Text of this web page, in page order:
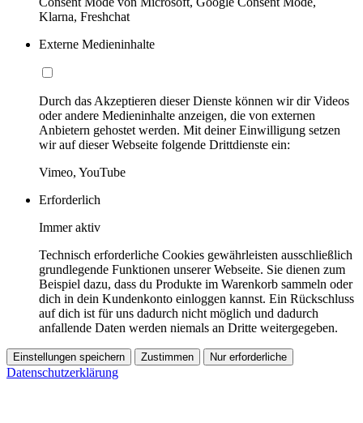
Klarna, Freshchat
Externe Medieninhalte
Durch das Akzeptieren dieser Dienste können wir dir Videos
oder andere Medieninhalte anzeigen, die von externen
Anbietern gehostet werden. Mit deiner Einwilligung setzen
wir auf dieser Webseite folgende Drittdienste ein:
Vimeo, YouTube
Erforderlich
Immer aktiv
Technisch erforderliche Cookies gewährleisten ausschließlich
grundlegende Funktionen unserer Webseite. Sie dienen zum
Beispiel dazu, dass du Produkte im Warenkorb sammeln oder
dich in dein Kundenkonto einloggen kannst. Ein Rückschluss
auf dich ist für uns dadurch nicht möglich und dadurch
anfallende Daten werden niemals an Dritte weitergegeben.
Einstellungen speichern Zustimmen Nur erforderliche
Datenschutzerklärung